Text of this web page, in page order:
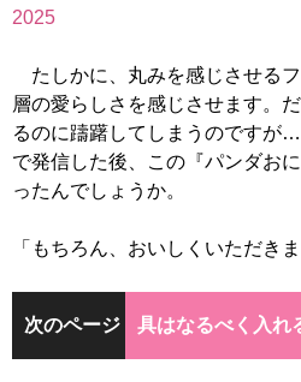
2025
たしかに、丸みを感じさせる
層の愛らしさを感じさせます。
るのに躊躇してしまうのですが
で発信した後、この『パンダお
ったんでしょうか。
「もちろん、おいしくいただきま
次のページ 具はなるべく入れ